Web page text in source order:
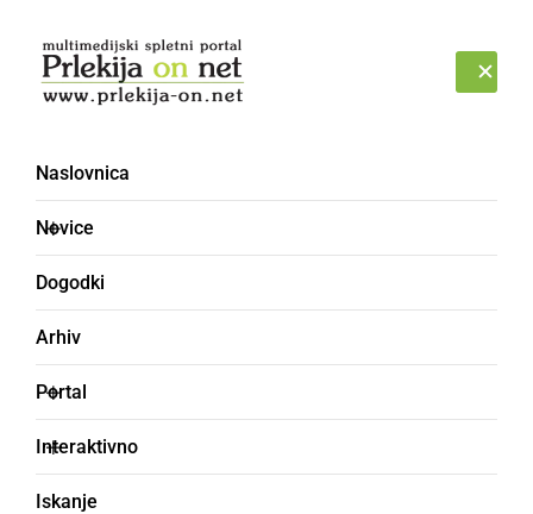
Naslovnica
Novice
Dogodki
Arhiv
Portal
Interaktivno
Iskanje
Narava [5] - Video